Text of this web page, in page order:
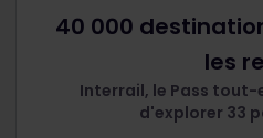
40 000
les
Interrail, le Pass
d'explorer 33